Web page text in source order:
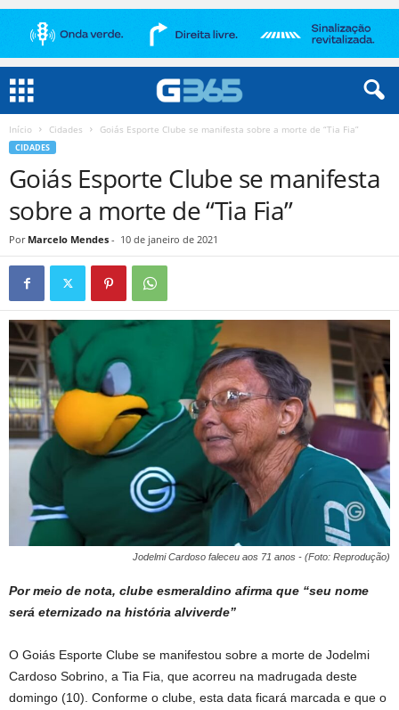
Início Cidades Goiás Esporte Clube se manifesta sobre a morte de “Tia Fia”
CIDADES
Goiás Esporte Clube se manifesta
sobre a morte de “Tia Fia”
Por Marcelo Mendes - 10 de janeiro de 2021
Jodelmi Cardoso faleceu aos 71 anos - (Foto: Reprodução)
Por meio de nota, clube esmeraldino afirma que “seu nome
será eternizado na história alviverde”
O Goiás Esporte Clube se manifestou sobre a morte de Jodelmi
Cardoso Sobrino, a Tia Fia, que acorreu na madrugada deste
domingo (10). Conforme o clube, esta data ficará marcada e que o